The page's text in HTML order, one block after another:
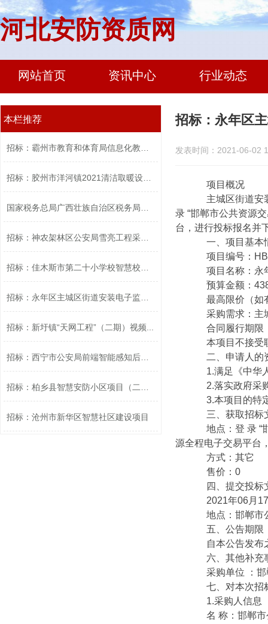
河北安防资质网
网站首页 资讯中心 行业动态
本栏推荐
招标：新圩镇“天网工程”（二期）视频...
招标：沧州市新华区智慧社区建设项目
招标：永年区
发表时间：2021-06-02
项目概况
主城区街道安装
录 “邯郸市公共资源
台，进行投标报名并
一、项目基本
项目编号：
项目名称：永年
预算金额：
最高限价（如
采购需求：主城
合同履行期限
本项目不接受
二、申请人的
1.满足《中华人
2.落实政府采购
3.本项目的特
三、获取招标
地点：登 录 “邯
源全程电子交易平台
方式：其它
售价：0
四、提交投标文
2021年06月17
地点：邯郸市公
五、公告期限
自本公告发布
六、其他补充
采购单位 ：邯
七、对本次招标
1.采购人信息
名 称：邯郸市